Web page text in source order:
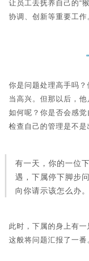
让员工去抚养自己的“
协调、创新等重要工作
你是问题处理高手吗
当高兴。但那以后，
如何呢？你是否会感
检查自己的管理是不是
有一天，你的一位
遇，下属停下脚步
向你请示该怎么办
此时，下属的身上有
这般将问题汇报了一番